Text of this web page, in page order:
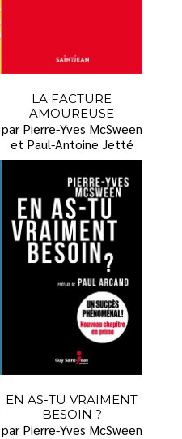
LA FACTURE
AMOUREUSE
par Pierre-Yves McSween
et Paul-Antoine Jetté
EN AS-TU VRAIMENT
BESOIN ?
par Pierre-Yves McSween